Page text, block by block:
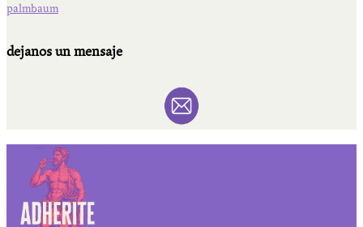
palmbaum
dejanos un mensaje